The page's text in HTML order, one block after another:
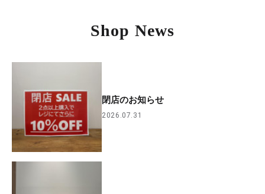
Shop News
閉店のお知らせ
2026.07.31